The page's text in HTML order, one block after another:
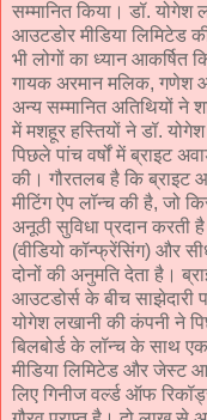
सम्मानित किया। डॉ.
आउटडोर मीडिया लिमिटेड
भी लोगों का ध्यान आकर्षित
गायक अरमान मलिक, गणेश
अन्य सम्मानित अतिथियों ने
में मशहूर हस्तियों ने डॉ.
पिछले पांच वर्षों में ब्राइट
की। गौरतलब है कि ब्राइट
मीटिंग ऐप लॉन्च की है, जो
अनूठी सुविधा प्रदान करती
(वीडियो कॉन्फ्रेंसिंग) और
दोनों की अनुमति देता है।
आउटडोर्स के बीच साझेदारी
योगेश लखानी की कंपनी ने
बिलबोर्ड के लॉन्च के साथ
मीडिया लिमिटेड और जेस्ट
लिए गिनीज वर्ल्ड ऑफ